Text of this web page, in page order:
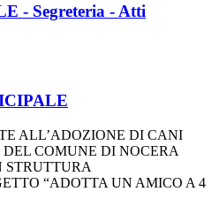
- Segreteria - Atti
ALL’ADOZIONE DI CANI
COMUNE DI NOCERA
STRUTTURA
“ADOTTA UN AMICO A 4